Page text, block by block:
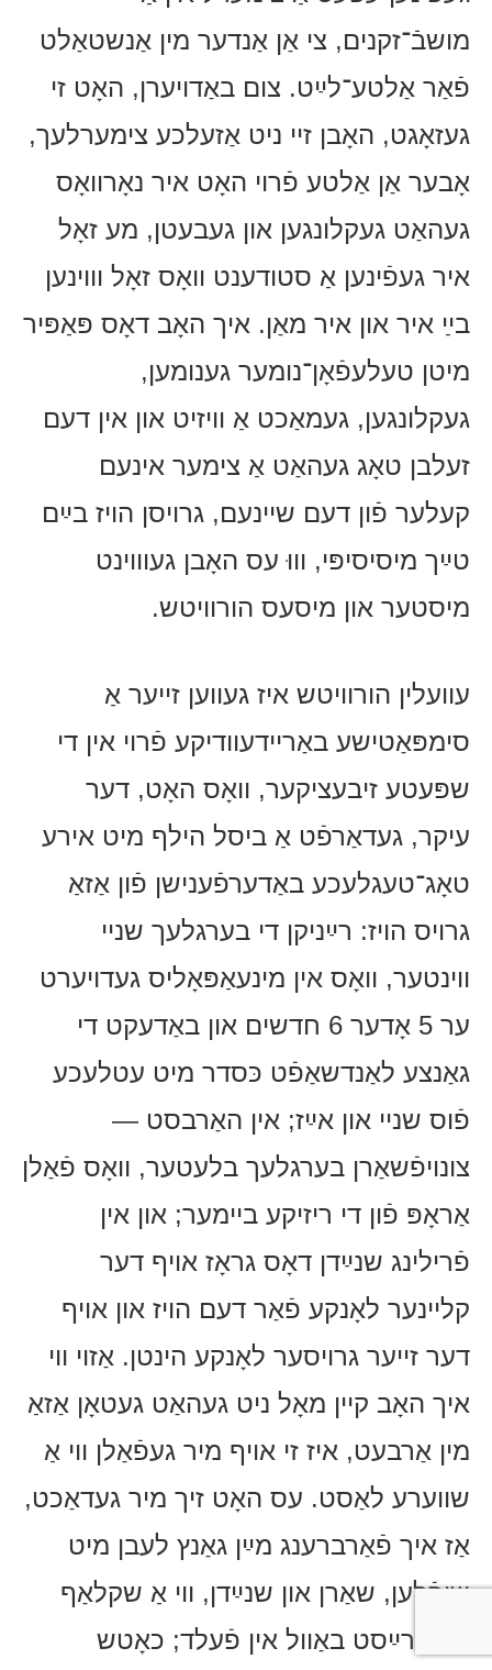
מושבֿ־זקנים, צי אַן אַנדער מין אַנשטאַלט
פֿאַר אַלטע־לײַט. צום באַדויערן, האָט זי
געזאָגט, האָבן זיי ניט אַזעלכע צימערלעך,
אָבער אַן אַלטע פֿרוי האָט איר נאָרוואָס
געהאַט געקלונגען און געבעטן, מע זאָל
איר געפֿינען אַ סטודענט וואָס זאָל וווינען
בײַ איר און איר מאַן. איך האָב דאָס פּאַפּיר
מיטן טעלעפֿאָן־נומער גענומען,
געקלונגען, געמאַכט אַ וויזיט און אין דעם
זעלבן טאָג געהאַט אַ צימער אינעם
קעלער פֿון דעם שיינעם, גרויסן הויז בײַם
טײַך מיסיסיפּי, וווּ עס האָבן געוווינט
מיסטער און מיסעס הורוויטש.
עוועלין הורוויטש איז געווען זייער אַ
סימפּאַטישע באַריידעוודיקע פֿרוי אין די
שפּעטע זיבעציקער, וואָס האָט, דער
עיקר, געדאַרפֿט אַ ביסל הילף מיט אירע
טאָג־טעגלעכע באַדערפֿענישן פֿון אַזאַ
גרויס הויז: רײַניקן די בערגלעך שניי
ווינטער, וואָס אין מינעאַפּאָליס געדויערט
ער 5 אָדער 6 חדשים און באַדעקט די
גאַנצע לאַנדשאַפֿט כּסדר מיט עטלעכע
פֿוס שניי און אײַז; אין האַרבסט —
צונויפֿשאַרן בערגלעך בלעטער, וואָס פֿאַלן
אַראָפּ פֿון די ריזיקע ביימער; און אין
פֿרילינג שנײַדן דאָס גראָז אויף דער
קליינער לאָנקע פֿאַר דעם הויז און אויף
דער זייער גרויסער לאָנקע הינטן. אַזוי ווי
איך האָב קיין מאָל ניט געהאַט געטאָן אַזאַ
מין אַרבעט, איז זי אויף מיר געפֿאַלן ווי אַ
שווערע לאַסט. עס האָט זיך מיר געדאַכט,
אַז איך פֿאַרברענג מײַן גאַנץ לעבן מיט
שופֿלען, שאַרן און שנײַדן, ווי אַ שקלאַף
וואָס רײַסט באַוול אין פֿעלד; כאָטש